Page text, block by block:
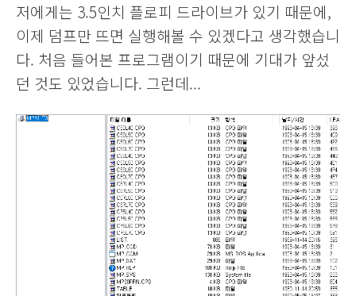
저에게는 3.5인치 플로피 드라이브가 있기 때문에,
이제 덤프만 뜨면 실행해볼 수 있겠다고 생각했습니
다. 처음 들어본 프로그램이기 때문에 기대가 앞섰
던 것도 있었습니다. 그런데...